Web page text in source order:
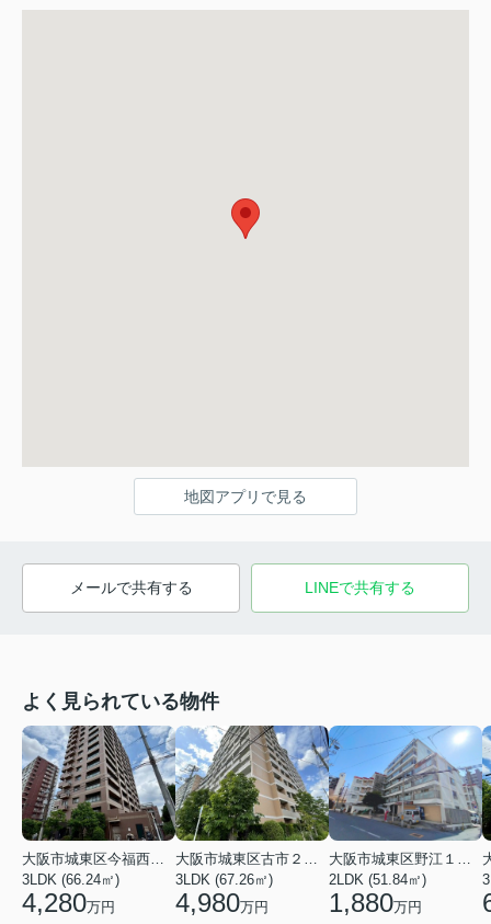
地図アプリで見る
メールで共有する LINEで共有する
よく見られている物件
大阪市城東区今福西６丁目
3LDK (66.24㎡)
4,280万円
大阪市城東区古市２丁目
3LDK (67.26㎡)
4,980万円
大阪市城東区野江１丁目
2LDK (51.84㎡)
1,880万円